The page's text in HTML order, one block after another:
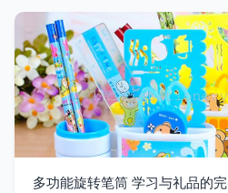
多功能旋转笔筒 学习与礼品的